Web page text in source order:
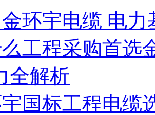
环宇电缆 电
工程采购首选
全解析
国标工程电缆